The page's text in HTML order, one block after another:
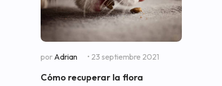
por Adrian • 23 septiembre 2021
Cómo recuperar la flora